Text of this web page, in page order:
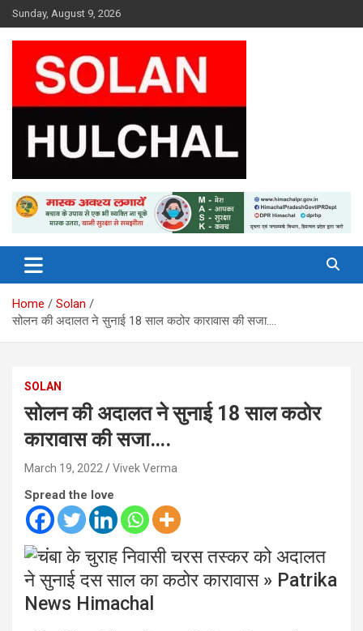
Skip
to
content
Sunday, August 9, 2026
Solan Hulchal
Home
Solan
सोलन की अदालत ने सुनाई 18 साल कठोर कारावास की सजा….
SOLAN
सोलन की अदालत ने सुनाई 18 साल कठोर
कारावास की सजा….
March 19, 2022 Vivek Verma
Spread the love